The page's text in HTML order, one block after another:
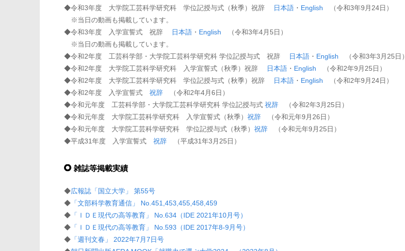
◆令和3年度 大学院工芸科学研究科 学位記授与式（秋季）祝辞
日本語 ・ English （令和3年9月24日）
※当日の動画も掲載しています。
◆令和3年度 入学宣誓式 祝辞
日本語 ・ English （令和3年4月5日）
※当日の動画も掲載しています。
◆令和2年度 工芸科学部・大学院工芸科学研究科 学位記授与式 祝辞
日本語 ・ English （令和3年3月25日）
◆令和2年度 大学院工芸科学研究科 入学宣誓式（秋季）祝辞
日本語 ・ English （令和2年9月25日）
◆令和2年度 大学院工芸科学研究科 学位記授与式（秋季）祝辞
日本語 ・ English （令和2年9月24日）
◆令和2年度 入学宣誓式 祝辞 （令和2年4月6日）
◆令和元年度 工芸科学部・大学院工芸科学研究科 学位記授与式 祝辞 （令和2年3月25日）
◆令和元年度 大学院工芸科学研究科 入学宣誓式（秋季） 祝辞 （令和元年9月26日）
◆令和元年度 大学院工芸科学研究科 学位記授与式（秋季） 祝辞 （令和元年9月25日）
◆平成31年度 入学宣誓式 祝辞 （平成31年3月25日）
雑誌等掲載実績
◆広報誌「国立大学」 第55号
◆ 「文部科学教育通信」 No.451,453,455,458,459
◆ 「ＩＤＥ現代の高等教育」 No.634（IDE 2021年10月号）
◆ 「ＩＤＥ現代の高等教育」 No.593（IDE 2017年8-9月号）
◆ 「週刊文春」 2022年7月7日号